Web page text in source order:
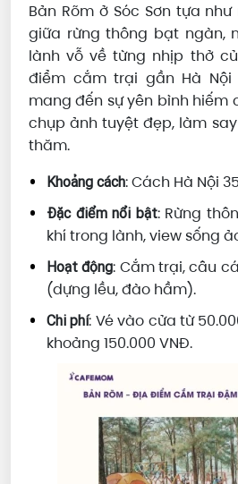
Bản Rõm ở Sóc Sơn tựa
giữa rừng thông bạt ngàn,
lành vỗ về từng nhịp thở
điểm cắm trại gần Hà
mang đến sự yên bình hiếm
chụp ảnh tuyệt đẹp, làm
thăm.
Khoảng cách: Cách Hà Nội
Đặc điểm nổi bật: Rừng
khí trong lành, view sống
Hoạt động: Cắm trại, câu
(dựng lều, đào hầm).
Chi phí: Vé vào cửa từ
khoảng 150.000 VNĐ.